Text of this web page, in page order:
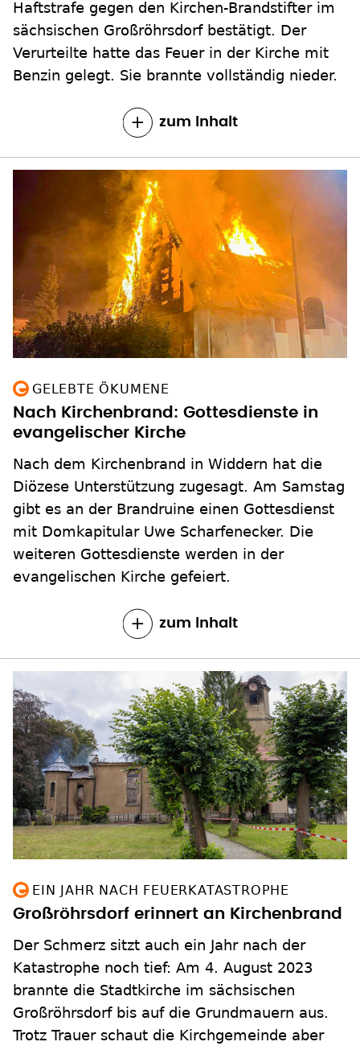
Haftstrafe gegen den Kirchen-Brandstifter im
sächsischen Großröhrsdorf bestätigt. Der
Verurteilte hatte das Feuer in der Kirche mit
Benzin gelegt. Sie brannte vollständig nieder.
zum Inhalt
GELEBTE ÖKUMENE
Nach Kirchenbrand: Gottesdienste in
evangelischer Kirche
Nach dem Kirchenbrand in Widdern hat die
Diözese Unterstützung zugesagt. Am Samstag
gibt es an der Brandruine einen Gottesdienst
mit Domkapitular Uwe Scharfenecker. Die
weiteren Gottesdienste werden in der
evangelischen Kirche gefeiert.
zum Inhalt
EIN JAHR NACH FEUERKATASTROPHE
Großröhrsdorf erinnert an Kirchenbrand
Der Schmerz sitzt auch ein Jahr nach der
Katastrophe noch tief: Am 4. August 2023
brannte die Stadtkirche im sächsischen
Großröhrsdorf bis auf die Grundmauern aus.
Trotz Trauer schaut die Kirchgemeinde aber